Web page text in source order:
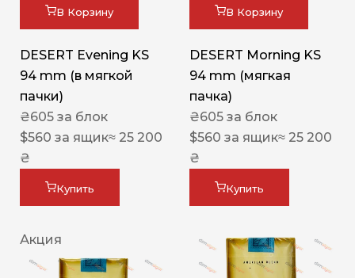
В Корзину
DESERT Evening KS
94 mm (в мягкой
пачки)
₴605 за блок
$560 за ящик≈ 25 200
₴
Купить
В Корзину
DESERT Morning KS
94 mm (мягкая
пачка)
₴605 за блок
$560 за ящик≈ 25 200
₴
Купить
Акция